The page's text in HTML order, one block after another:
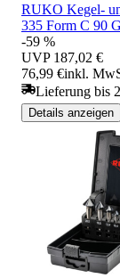
RUKO Kegel-
335 Form C 90
-59 %
UVP 187,02 €
76,99 €inkl.
Lieferung bis
Details anzeigen